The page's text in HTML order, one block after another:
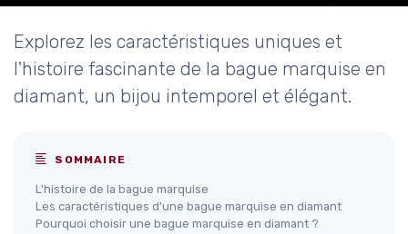
Explorez les caractéristiques uniques et
l'histoire fascinante de la bague marquise en
diamant, un bijou intemporel et élégant.
SOMMAIRE
L'histoire de la bague marquise
Les caractéristiques d'une bague marquise en diamant
Pourquoi choisir une bague marquise en diamant ?